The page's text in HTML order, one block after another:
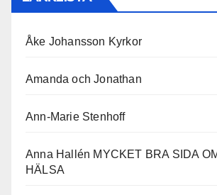
Åke Johansson Kyrkor
Amanda och Jonathan
Ann-Marie Stenhoff
Anna Hallén MYCKET BRA SIDA
HÄLSA